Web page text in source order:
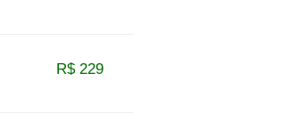
R$ 229